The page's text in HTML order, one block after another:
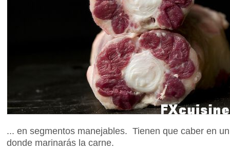
... en segmentos manejables. Tienen que caber en
donde marinarás la carne.